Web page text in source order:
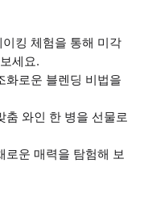
킹 체험을 통해 미각
세요.
화로운 블렌딩 비법을
춤 와인 한 병을 선물로
로운 매력을 탐험해 보